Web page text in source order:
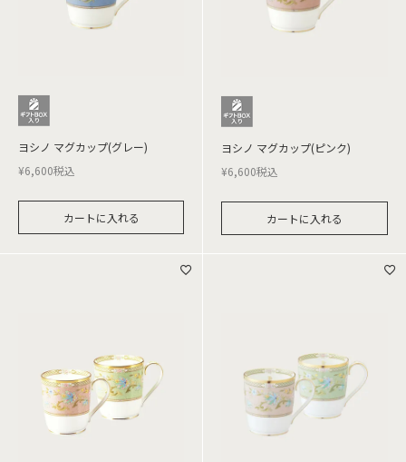
ヨシノ マグカップ(グレー)
¥6,600税込
カートに入れる
ヨシノ マグカップ(ピンク)
¥6,600税込
カートに入れる